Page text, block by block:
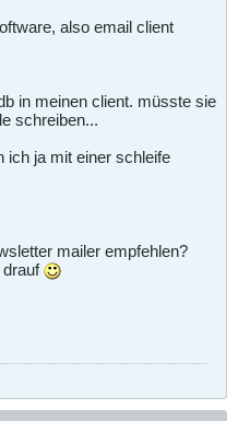
also email client
in meinen client. müsste sie
schreiben...
ich ja mit einer schleife
mailer empfehlen?
drauf